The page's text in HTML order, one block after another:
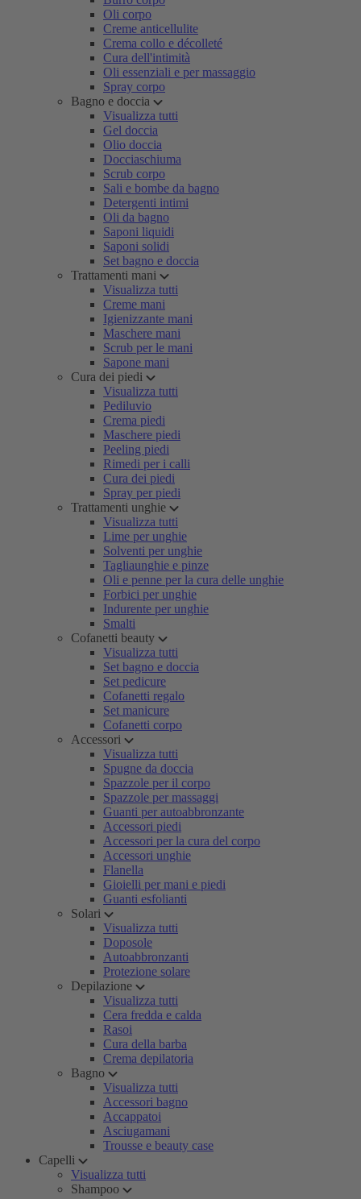
Oli corpo
Creme anticellulite
Crema collo e décolleté
Cura dell'intimità
Oli essenziali e per massaggio
Spray corpo
Bagno e doccia
Visualizza tutti
Gel doccia
Olio doccia
Docciaschiuma
Scrub corpo
Sali e bombe da bagno
Detergenti intimi
Oli da bagno
Saponi liquidi
Saponi solidi
Set bagno e doccia
Trattamenti mani
Visualizza tutti
Creme mani
Igienizzante mani
Maschere mani
Scrub per le mani
Sapone mani
Cura dei piedi
Visualizza tutti
Pediluvio
Crema piedi
Maschere piedi
Peeling piedi
Rimedi per i calli
Cura dei piedi
Spray per piedi
Trattamenti unghie
Visualizza tutti
Lime per unghie
Solventi per unghie
Tagliaunghie e pinze
Oli e penne per la cura delle unghie
Forbici per unghie
Indurente per unghie
Smalti
Cofanetti beauty
Visualizza tutti
Set bagno e doccia
Set pedicure
Cofanetti regalo
Set manicure
Cofanetti corpo
Accessori
Visualizza tutti
Spugne da doccia
Spazzole per il corpo
Spazzole per massaggi
Guanti per autoabbronzante
Accessori piedi
Accessori per la cura del corpo
Accessori unghie
Flanella
Gioielli per mani e piedi
Guanti esfolianti
Solari
Visualizza tutti
Doposole
Autoabbronzanti
Protezione solare
Depilazione
Visualizza tutti
Cera fredda e calda
Rasoi
Cura della barba
Crema depilatoria
Bagno
Visualizza tutti
Accessori bagno
Accappatoi
Asciugamani
Trousse e beauty case
Capelli
Visualizza tutti
Shampoo